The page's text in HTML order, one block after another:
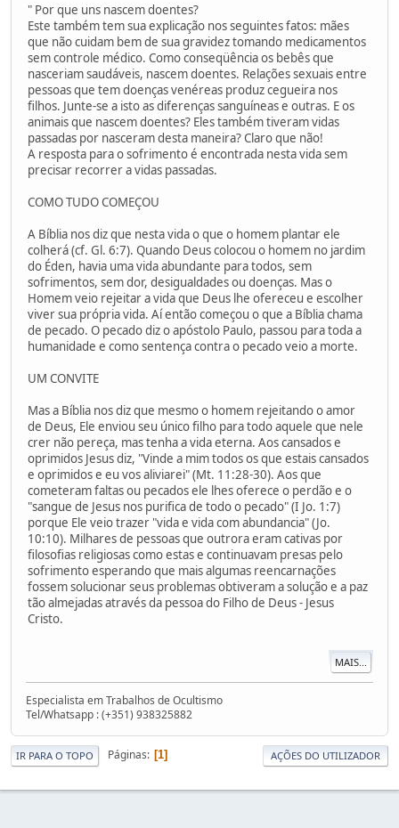
" Por que uns nascem doentes?
Este também tem sua explicação nos seguintes fatos: mães
que não cuidam bem de sua gravidez tomando medicamentos
sem controle médico. Como conseqüência os bebês que
nasceriam saudáveis, nascem doentes. Relações sexuais entre
pessoas que tem doenças venéreas produz cegueira nos
filhos. Junte-se a isto as diferenças sanguíneas e outras. E os
animais que nascem doentes? Eles também tiveram vidas
passadas por nasceram desta maneira? Claro que não!
A resposta para o sofrimento é encontrada nesta vida sem
precisar recorrer a vidas passadas.
COMO TUDO COMEÇOU
A Bíblia nos diz que nesta vida o que o homem plantar ele
colherá (cf. Gl. 6:7). Quando Deus colocou o homem no jardim
do Éden, havia uma vida abundante para todos, sem
sofrimentos, sem dor, desigualdades ou doenças. Mas o
Homem veio rejeitar a vida que Deus lhe ofereceu e escolher
viver sua própria vida. Aí então começou o que a Bíblia chama
de pecado. O pecado diz o apóstolo Paulo, passou para toda a
humanidade e como sentença contra o pecado veio a morte.
UM CONVITE
Mas a Bíblia nos diz que mesmo o homem rejeitando o amor
de Deus, Ele enviou seu único filho para todo aquele que nele
crer não pereça, mas tenha a vida eterna. Aos cansados e
oprimidos Jesus diz, "Vinde a mim todos os que estais cansados
e oprimidos e eu vos aliviarei" (Mt. 11:28-30). Aos que
cometeram faltas ou pecados ele lhes oferece o perdão e o
"sangue de Jesus nos purifica de todo o pecado" (I Jo. 1:7)
porque Ele veio trazer "vida e vida com abundancia" (Jo.
10:10). Milhares de pessoas que outrora eram cativas por
filosofias religiosas como estas e continuavam presas pelo
sofrimento esperando que mais algumas reencarnações
fossem solucionar seus problemas obtiveram a solução e a paz
tão almejadas através da pessoa do Filho de Deus - Jesus
Cristo.
MAIS...
Especialista em Trabalhos de Ocultismo
Tel/Whatsapp : (+351) 938325882
IR PARA O TOPO Páginas 1 AÇÕES DO UTILIZADOR